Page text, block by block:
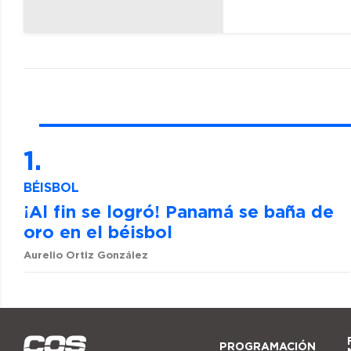
BÉISBOL
¡Al fin se logró! Panamá se baña de
oro en el béisbol
Aurelio Ortiz González
PROGRAMACIÓN